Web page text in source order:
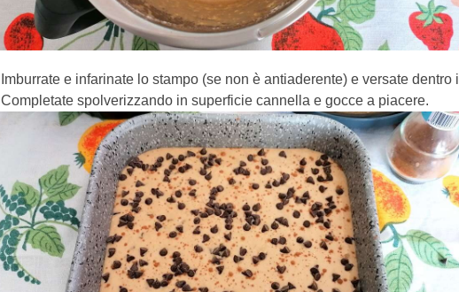
Imburrate e infarinate lo stampo (se non è antiaderente) e versate dentro
Completate spolverizzando in superficie cannella e gocce a piacere.